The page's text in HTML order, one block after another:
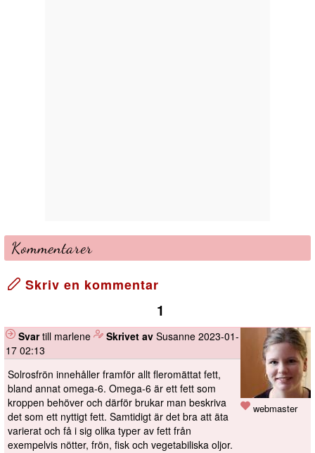
Kommentarer
Skriv en kommentar
1
webmaster
Svartill marlene Skrivet av Susanne 2023-01-
17 02:13
Solrosfrön innehåller framför allt fleromättat fett,
bland annat omega-6. Omega-6 är ett fett som
kroppen behöver och därför brukar man beskriva
det som ett nyttigt fett. Samtidigt är det bra att äta
varierat och få i sig olika typer av fett från
exempelvis nötter, frön, fisk och vegetabiliska oljor.